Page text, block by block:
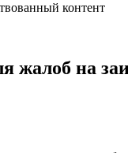
контент
жалоб на